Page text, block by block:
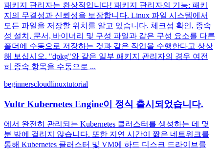
패키지 관리자는 환상적입니다! 패키지 관리자의 기능: 패키
지의 무결성과 신뢰성을 보장합니다. Linux 파일 시스템에서
모든 파일을 저장할 위치를 알고 있습니다. 체크섬 확인, 종속
성 설치, 문서, 바이너리 및 구성 파일과 같은 구성 요소를 다른
폴더에 수동으로 저장하는 것과 같은 작업을 수행한다고 상상
해 보십시오. "dpkg"와 같은 일부 패키지 관리자의 경우 여전
히 종속 항목을 수동으로 ...
beginnerscloudlinuxtutorial
Vultr Kubernetes Engine이 정식 출시되었습니다.
에서 완전히 관리되는 Kubernetes 클러스터를 생성하는 데 몇
분 밖에 걸리지 않습니다. 또한 지연 시간이 짧은 네트워크를
통해 Kubernetes 클러스터 및 VM에 하드 디스크 드라이브를